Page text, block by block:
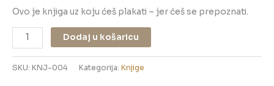
Ovo je knjiga uz koju ćeš plakati – jer ćeš se prepoznati.
Dodaj u košaricu
SKU: KNJ-004 Kategorija: Knjige